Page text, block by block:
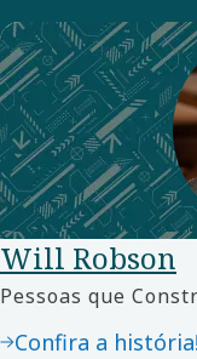
Pessoas que
Will Robson
Confira a história!